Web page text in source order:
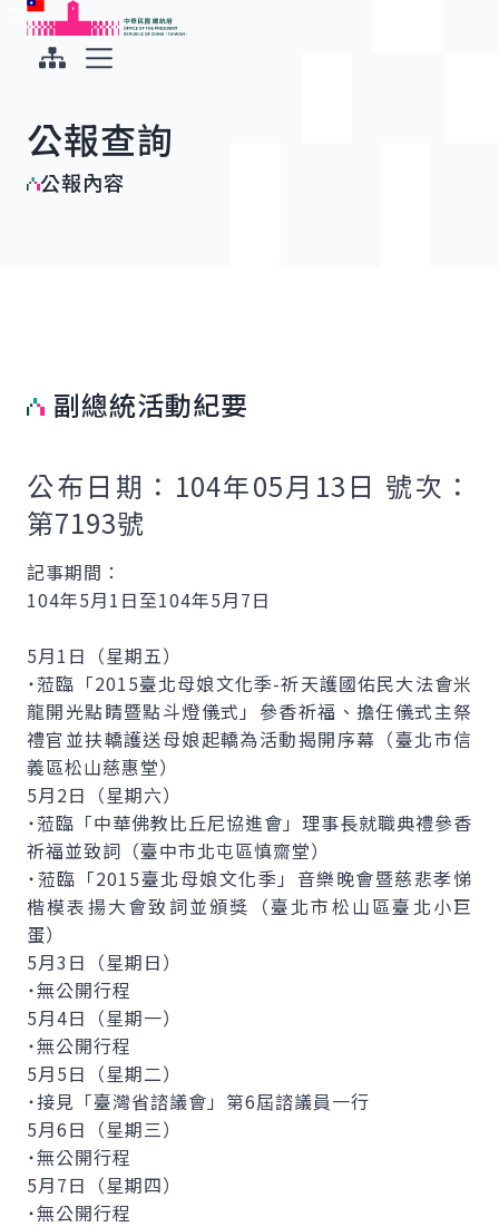
跳到主要內容
中華民國總統府
公報查詢
公報內容
副總統活動紀要
公布日期：104年05月13日 號次：
第7193號
記事期間：
104年5月1日至104年5月7日
5月1日（星期五）
˙蒞臨「2015臺北母娘文化季-祈天護國佑民大法會米
龍開光點睛暨點斗燈儀式」參香祈福、擔任儀式主祭
禮官並扶轎護送母娘起轎為活動揭開序幕（臺北市信
義區松山慈惠堂）
5月2日（星期六）
˙蒞臨「中華佛教比丘尼協進會」理事長就職典禮參香
祈福並致詞（臺中市北屯區慎齋堂）
˙蒞臨「2015臺北母娘文化季」音樂晚會暨慈悲孝悌
楷模表揚大會致詞並頒獎（臺北市松山區臺北小巨
蛋）
5月3日（星期日）
˙無公開行程
5月4日（星期一）
˙無公開行程
5月5日（星期二）
˙接見「臺灣省諮議會」第6屆諮議員一行
5月6日（星期三）
˙無公開行程
5月7日（星期四）
˙無公開行程